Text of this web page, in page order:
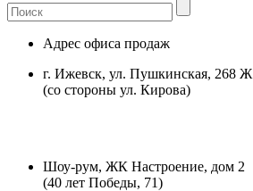
Адрес офиса продаж
г. Ижевск, ул. Пушкинская, 268 Ж
(со стороны ул. Кирова)
Шоу-рум, ЖК Настроение, дом 2
(40 лет Победы, 71)